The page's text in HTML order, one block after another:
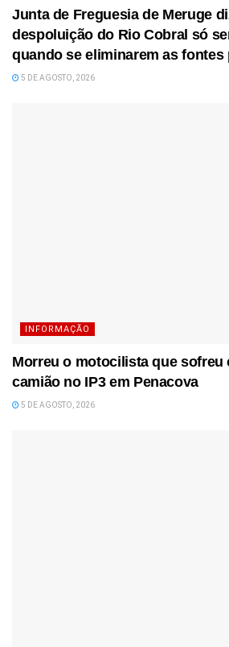
Junta de Freguesia de Meruge
despoluição do Rio Cobral só
quando se eliminarem as fontes
5 DE AGOSTO, 2026
INFORMAÇÃO
Morreu o motocilista que sofreu
camião no IP3 em Penacova
5 DE AGOSTO, 2026